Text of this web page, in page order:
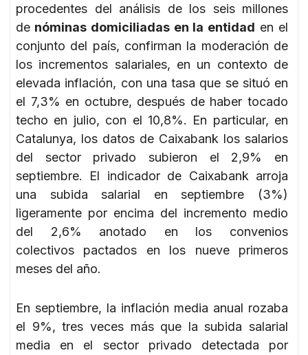
procedentes del análisis de los seis millones
de nóminas domiciliadas en la entidad en el
conjunto del país, confirman la moderación de
los incrementos salariales, en un contexto de
elevada inflación, con una tasa que se situó en
el 7,3% en octubre, después de haber tocado
techo en julio, con el 10,8%. En particular, en
Catalunya, los datos de Caixabank los salarios
del sector privado subieron el 2,9% en
septiembre. El indicador de Caixabank arroja
una subida salarial en septiembre (3%)
ligeramente por encima del incremento medio
del 2,6% anotado en los convenios
colectivos pactados en los nueve primeros
meses del año.
En septiembre, la inflación media anual rozaba
el 9%, tres veces más que la subida salarial
media en el sector privado detectada por